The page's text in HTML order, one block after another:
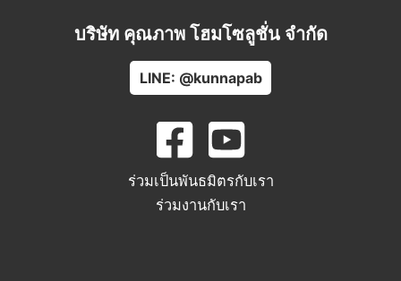
บริษัท คุณภาพ โฮมโซลูชั่น จำกัด
LINE: @kunnapab
ร่วมเป็นพันธมิตรกับเรา
ร่วมงานกับเรา